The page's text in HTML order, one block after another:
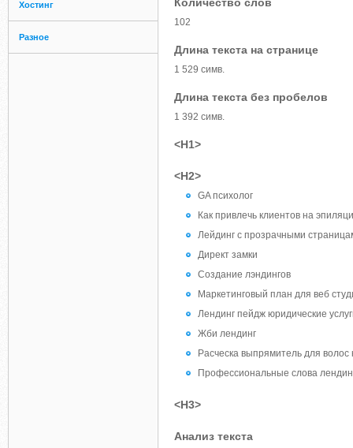
Хостинг
Разное
102
Длина текста на странице
1 529 симв.
Длина текста без пробелов
1 392 симв.
<H1>
<H2>
GA психолог
Как привлечь клиентов на
Лейдинг с прозрачными
Директ замки
Создание лэндингов
Маркетинговый план для веб
Лендинг пейдж юридические
Жби лендинг
Расческа выпрямитель для волос
Профессиональные слова
<H3>
Анализ текста